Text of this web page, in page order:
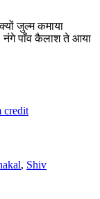
जुल्म कमाया
नंगे पाँव कैलाश ते आया
credit
, Shiv